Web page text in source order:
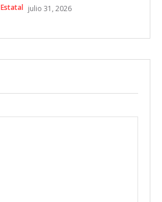
Estatal julio 31, 2026